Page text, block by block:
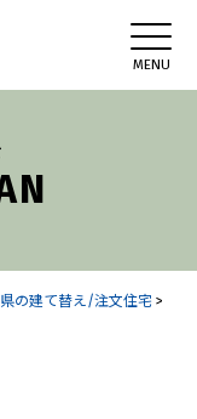
の建て替え/注文住宅 >